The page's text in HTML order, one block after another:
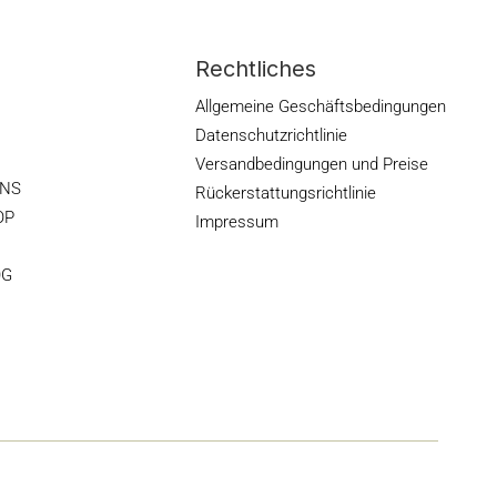
Rechtliches
Allgemeine Geschäftsbedingungen
Datenschutzrichtlinie
Versandbedingungen und Preise
Rückerstattungsrichtlinie
Impressum